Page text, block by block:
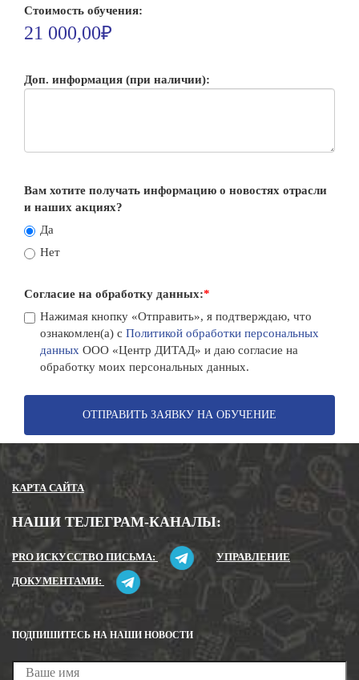
Стоимость обучения:
21 000,00₽
Доп. информация (при наличии):
Вам хотите получать информацию о новостях отрасли
и наших акциях?
Да
Нет
Согласие на обработку данных:*
Нажимая кнопку «Отправить», я подтверждаю, что
ознакомлен(а) с Политикой обработки персональных
данных ООО «Центр ДИТАД» и даю согласие на
обработку моих персональных данных.
ОТПРАВИТЬ ЗАЯВКУ НА ОБУЧЕНИЕ
КАРТА САЙТА
НАШИ ТЕЛЕГРАМ-КАНАЛЫ:
PRO ИСКУССТВО ПИСЬМА:
УПРАВЛЕНИЕ
ДОКУМЕНТАМИ:
ПОДПИШИТЕСЬ НА НАШИ НОВОСТИ